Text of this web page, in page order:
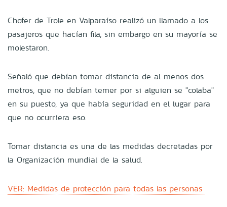
Chofer de Trole en Valparaíso realizó un llamado a los
pasajeros que hacían fila, sin embargo en su mayoría se
molestaron.
Señaló que debían tomar distancia de al menos dos
metros, que no debían temer por si alguien se "colaba"
en su puesto, ya que había seguridad en el lugar para
que no ocurriera eso.
Tomar distancia es una de las medidas decretadas por
la Organización mundial de la salud.
VER: Medidas de protección para todas las personas